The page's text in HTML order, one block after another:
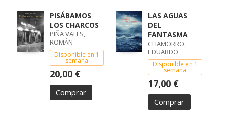
PISÁBAMOS
LOS CHARCOS
PIÑA VALLS,
ROMÁN
Disponible en 1
semana
20,00 €
Comprar
LAS AGUAS
DEL
FANTASMA
CHAMORRO,
EDUARDO
Disponible en 1
semana
17,00 €
Comprar